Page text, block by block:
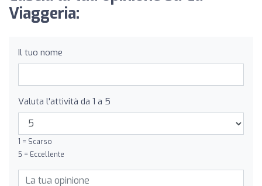
Viaggeria:
Il tuo nome
Valuta l'attività da 1 a 5
1 = Scarso
5 = Eccellente